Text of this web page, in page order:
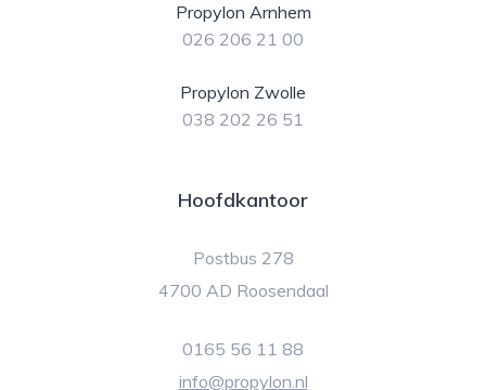
Propylon Arnhem
026 206 21 00
Propylon Zwolle
038 202 26 51
Hoofdkantoor
Postbus 278
4700 AD Roosendaal
0165 56 11 88
info@propylon.nl